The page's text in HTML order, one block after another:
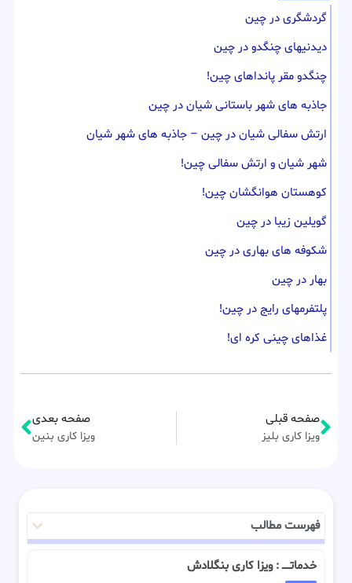
گردشگری در چین
دیدنیهای چنگدو در چین
چنگدو مقر پانداهای چین!
جاذبه های شهر باستانی شیان در چین
ارتش سفالی شیان در چین – جاذبه های شهر شیان
شهر شیان و ارتش سفالی چین!
کوهستان هوانگشان چین!
گویلین زیبا در چین
شکوفه های بهاری در چین
بهار در چین
پلتفرمهای رایج در چین!
غذاهای چینی کره ای!
صفحه قبلی
ویزا کاری بلیز
صفحه بعدی
ویزا کاری بنین
فهرست مطالب
خدماتـــــ : ویزا کاری بنگلادش